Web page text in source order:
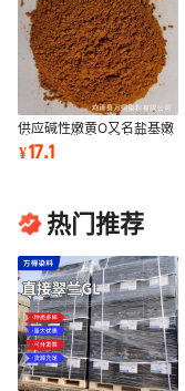
供应碱性嫩黄O又名盐基嫩
黄O用于佛香冥纸木浆蛋托
棉麻纺织品染料
¥17.1
热门推荐